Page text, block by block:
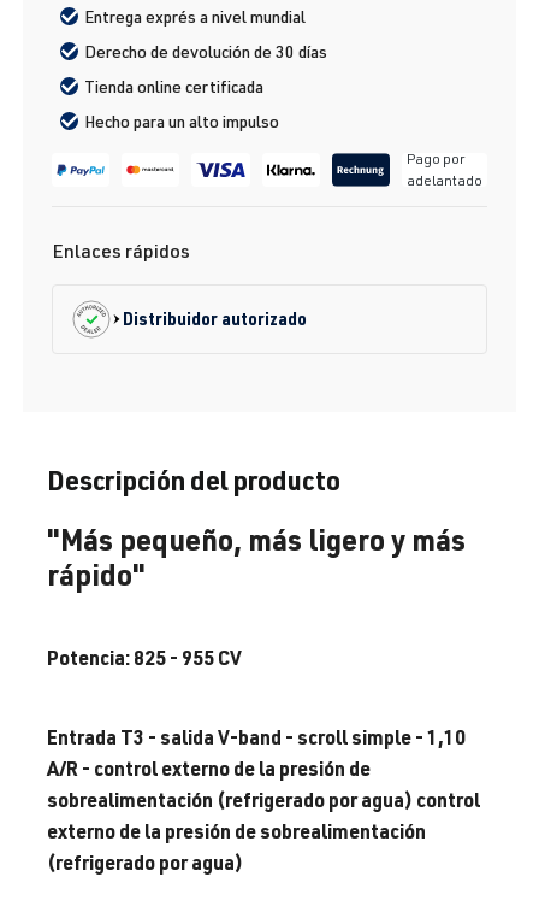
Entrega exprés a nivel mundial
Derecho de devolución de 30 días
Tienda online certificada
Hecho para un alto impulso
Pago por
adelantado
Enlaces rápidos
Distribuidor autorizado
Descripción del producto
"Más pequeño, más ligero y más
rápido"
Potencia:825 - 955 CV
Entrada T3 - salida V-band - scroll simple - 1,10
A/R - control externo de la presión de
sobrealimentación (refrigerado por agua) control
externo de la presión de sobrealimentación
(refrigerado por agua)